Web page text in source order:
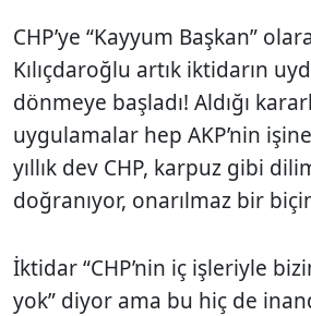
CHP’ye “Kayyum Başkan”
Kılıçdaroğlu artık iktidarın
dönmeye başladı! Aldığı
uygulamalar hep AKP’nin
yıllık dev CHP, karpuz gibi
doğranıyor, onarılmaz bir
İktidar “CHP’nin iç işleriyle
yok” diyor ama bu hiç de